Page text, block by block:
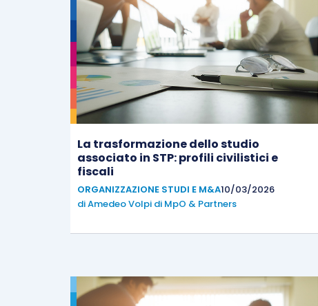
La trasformazione dello studio
associato in STP: profili civilistici e
fiscali
ORGANIZZAZIONE STUDI E M&A10/03/2026
diAmedeo Volpi di MpO & Partners